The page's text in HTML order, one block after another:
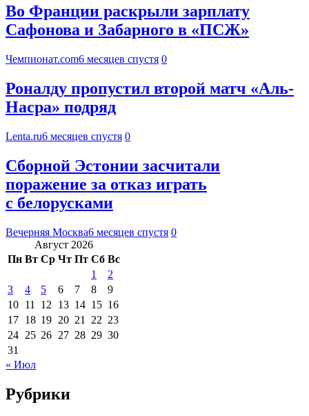
Во Франции раскрыли зарплату
Сафонова и Забарного в «ПСЖ»
Чемпионат.com6 месяцев спустя 0
Роналду пропустил второй матч «Аль-
Насра» подряд
Lenta.ru6 месяцев спустя 0
Сборной Эстонии засчитали
поражение за отказ играть
с белорусками
Вечерняя Москва6 месяцев спустя 0
Август 2026
Пн Вт Ср Чт Пт Сб Вс
1
2
3
4 5 6 7 8
9
10 11 12 13 14 15 16
17 18 19 20 21 22 23
24 25 26 27 28 29 30
31
« Июл
Рубрики